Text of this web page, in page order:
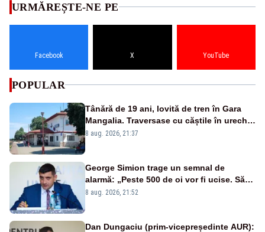
URMĂREȘTE-NE PE
Facebook X YouTube
POPULAR
Tânără de 19 ani, lovită de tren în Gara
Mangalia. Traversase cu căștile în urechi
liniile printr-un loc nepermis
8 aug. 2026, 21:37
George Simion trage un semnal de
alarmă: „Peste 500 de oi vor fi ucise. Să
vedem dacă ciobanii vor fi despăgubiți”
8 aug. 2026, 21:52
Dan Dungaciu (prim-vicepreședinte AUR):